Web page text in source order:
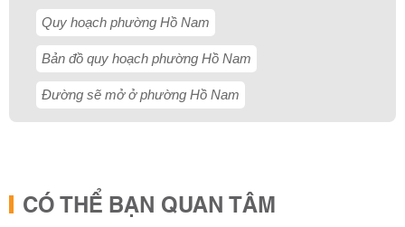
Quy hoạch phường Hồ Nam
Bản đồ quy hoạch phường Hồ Nam
Đường sẽ mở ở phường Hồ Nam
CÓ THỂ BẠN QUAN TÂM